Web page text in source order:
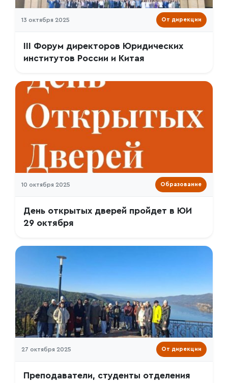
13 октября 2025 От дирекции
III Форум директоров Юридических
институтов России и Китая
10 октября 2025 Образование
День открытых дверей пройдет в ЮИ
29 октября
27 октября 2025 От дирекции
Преподаватели, студенты отделения